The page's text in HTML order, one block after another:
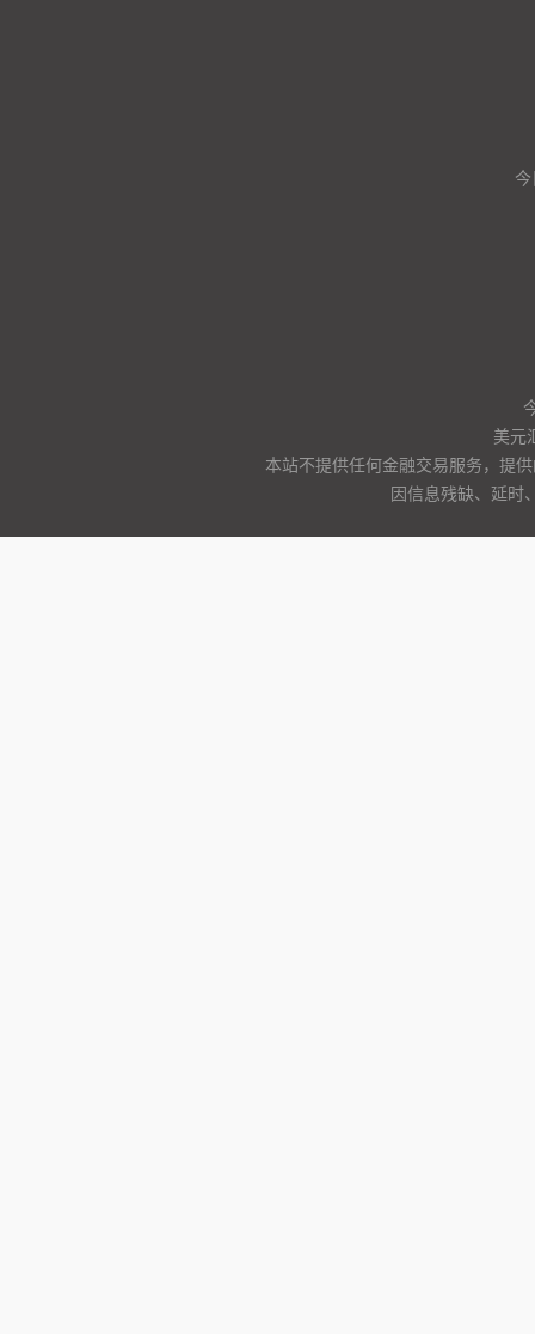
美元
本站不提供任何金融交易服务，提
因信息残缺、延时